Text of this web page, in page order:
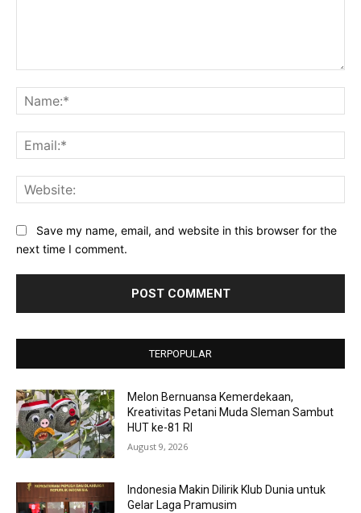
Save my name, email, and website in this browser for the
next time I comment.
TERPOPULAR
Melon Bernuansa Kemerdekaan,
Kreativitas Petani Muda Sleman Sambut
HUT ke-81 RI
August 9, 2026
Indonesia Makin Dilirik Klub Dunia untuk
Gelar Laga Pramusim